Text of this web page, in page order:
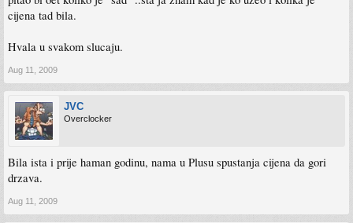
cijena tad bila.
Hvala u svakom slucaju.
Aug 11, 2009
JVC
Overclocker
Bila ista i prije haman godinu, nama u Plusu spustanja cijena da gori
drzava.
Aug 11, 2009